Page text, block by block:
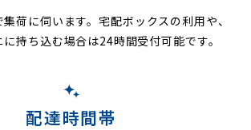
荷に伺います。宅配ボックスの利用や、
持ち込む場合は24時間受付可能です。
配達時間帯